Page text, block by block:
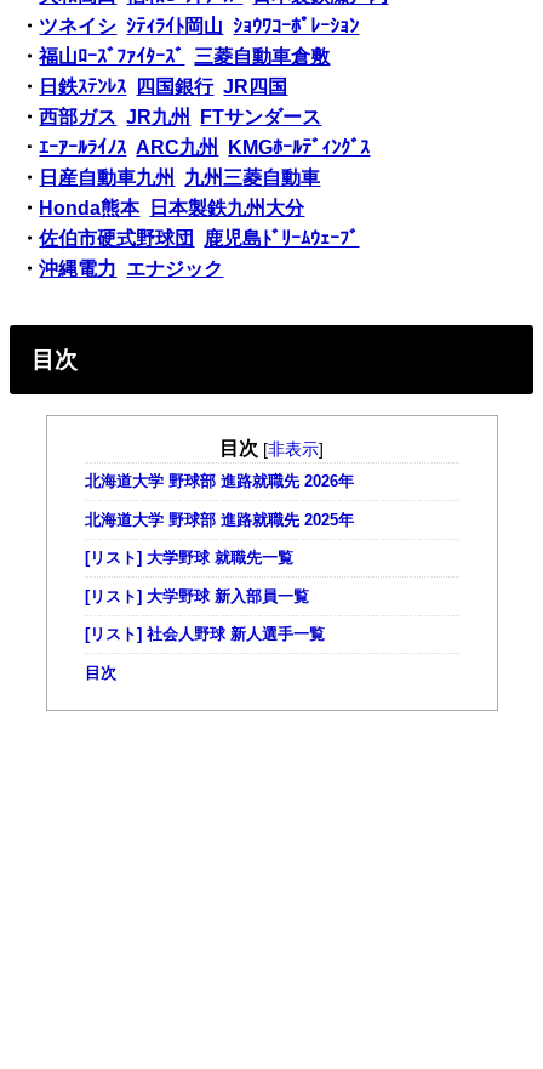
・ ツネイシ ｼﾃｨﾗｲﾄ岡山 ｼｮｳﾜｺｰﾎﾟﾚｰｼｮﾝ
・福山ﾛｰｽﾞﾌｧｲﾀｰｽﾞ
三菱自動車倉敷
・ 日鉄ｽﾃﾝﾚｽ 四国銀行 JR四国
・西部ガス JR九州
FTサンダース
・ｴｰｱｰﾙﾗｲﾉｽ ARC九州
KMGﾎｰﾙﾃﾞｨﾝｸﾞｽ
・ 日産自動車九州
九州三菱自動車
・ Honda熊本
日本製鉄九州大分
・佐伯市硬式野球団
鹿児島ﾄﾞﾘｰﾑｳｪｰﾌﾞ
・沖縄電力 エナジック
目次
目次 [非表示]
北海道大学 野球部 進路就職先 2026年
北海道大学 野球部 進路就職先 2025年
[リスト] 大学野球 就職先一覧
[リスト] 大学野球 新入部員一覧
[リスト] 社会人野球 新人選手一覧
目次